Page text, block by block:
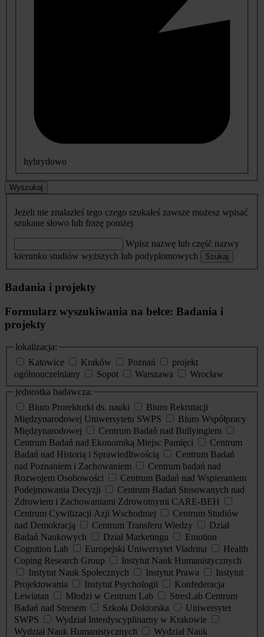
hybrydowo
Wyszukaj
Jeżeli nie znalazłeś tego czego szukałeś zawsze możesz wpisać
szukane słowo lub frazę poniżej
Wpisz nazwę lub część nazwy
kierunku studiów wyższych lub podyplomowych
Szukaj
Badania i projekty
Formularz wyszukiwania na belce: Badania i
projekty
lokalizacja:
Katowice
Kraków Poznań
projekt
ogólnouczelniany
Sopot Warszawa
Wrocław
jednostka badawcza:
Biuro Prorektorki ds. nauki
Biuro Rekrutacji
Międzynarodowej Uniwersytetu SWPS
Biuro Współpracy
Międzynarodowej
Centrum Badań nad Bullyingiem
Centrum Badań nad Ekonomiką Miejsc Pamięci
Centrum
Badań nad Historią i Sprawiedliwością
Centrum Badań
nad Poznaniem i Zachowaniem
Centrum badań nad
Rozwojem Osobowości
Centrum Badań nad Wspieraniem
Podejmowania Decyzji
Centrum Badań Stosowanych nad
Zdrowiem i Zachowaniami Zdrowotnymi CARE-BEH
Centrum Cywilizacji Azji Wschodniej
Centrum Studiów
nad Demokracją
Centrum Transferu Wiedzy
Dział
Badań Naukowych
Dział Marketingu
Emotion
Cognition Lab
Europejski Uniwersytet Viadrina
Health
Coping Research Group
Instytut Nauk Humanistycznych
Instytut Nauk Społecznych
Instytut Prawa
Instytut
Projektowania
Instytut Psychologii
Konfederacja
Lewiatan
Młodzi w Centrum Lab
StresLab Centrum
Badań nad Stresem
Szkoła Doktorska
Uniwersytet
SWPS
Wydział Interdyscyplinarny w Krakowie
Wydział Nauk Humanistycznych
Wydział Nauk